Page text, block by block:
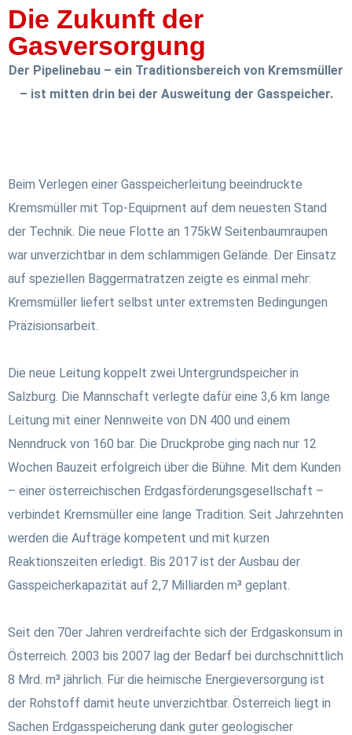
Die Zukunft der
Gasversorgung
Der Pipelinebau – ein Traditionsbereich von Kremsmüller
– ist mitten drin bei der Ausweitung der Gasspeicher.
Beim Verlegen einer Gasspeicherleitung beeindruckte
Kremsmüller mit Top-Equipment auf dem neuesten Stand
der Technik. Die neue Flotte an 175kW Seitenbaumraupen
war unverzichtbar in dem schlammigen Gelände. Der Einsatz
auf speziellen Baggermatratzen zeigte es einmal mehr:
Kremsmüller liefert selbst unter extremsten Bedingungen
Präzisionsarbeit.
Die neue Leitung koppelt zwei Untergrundspeicher in
Salzburg. Die Mannschaft verlegte dafür eine 3,6 km lange
Leitung mit einer Nennweite von DN 400 und einem
Nenndruck von 160 bar. Die Druckprobe ging nach nur 12
Wochen Bauzeit erfolgreich über die Bühne. Mit dem Kunden
– einer österreichischen Erdgasförderungsgesellschaft –
verbindet Kremsmüller eine lange Tradition. Seit Jahrzehnten
werden die Aufträge kompetent und mit kurzen
Reaktionszeiten erledigt. Bis 2017 ist der Ausbau der
Gasspeicherkapazität auf 2,7 Milliarden m³ geplant.
Seit den 70er Jahren verdreifachte sich der Erdgaskonsum in
Österreich. 2003 bis 2007 lag der Bedarf bei durchschnittlich
8 Mrd. m³ jährlich. Für die heimische Energieversorgung ist
der Rohstoff damit heute unverzichtbar. Österreich liegt in
Sachen Erdgasspeicherung dank guter geologischer